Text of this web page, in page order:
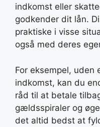
indkomst eller
godkender dit lån.
praktiske i visse
også med deres
For eksempel, uden
indkomst, kan du
råd til at betale
gældsspiraler og
det altid bedst at